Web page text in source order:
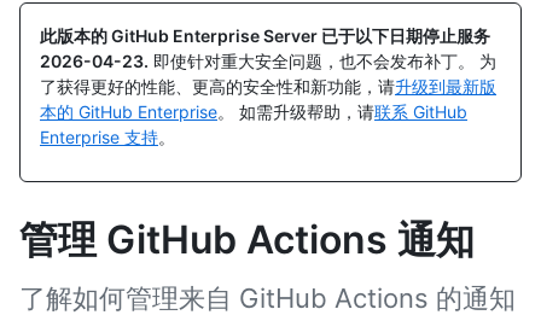
此版本的 GitHub Enterprise Server 已于以下日期停止服务
2026-04-23. 即使针对重大安全问题，也不会发布补丁。 为
了获得更好的性能、更高的安全性和新功能，请升级到最新版
本的 GitHub Enterprise。 如需升级帮助，请联系 GitHub
Enterprise 支持。
管理 GitHub Actions 通知
了解如何管理来自 GitHub Actions 的通知